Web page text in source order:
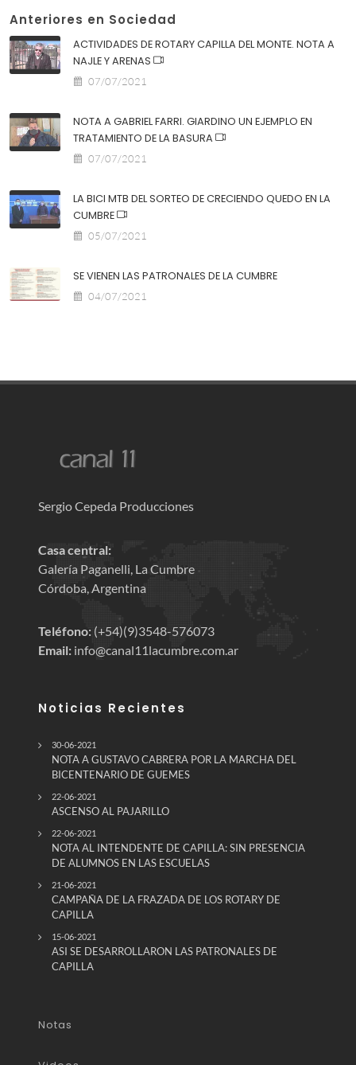
Anteriores en Sociedad
ACTIVIDADES DE ROTARY CAPILLA DEL MONTE. NOTA A
NAJLE Y ARENAS
07/07/2021
NOTA A GABRIEL FARRI. GIARDINO UN EJEMPLO EN
TRATAMIENTO DE LA BASURA
07/07/2021
LA BICI MTB DEL SORTEO DE CRECIENDO QUEDO EN LA
CUMBRE
05/07/2021
SE VIENEN LAS PATRONALES DE LA CUMBRE
04/07/2021
Sergio Cepeda Producciones
Casa central:
Galería Paganelli, La Cumbre
Córdoba, Argentina
Teléfono: (+54)(9)3548-576073
Email: info@canal11lacumbre.com.ar
Noticias Recientes
30-06-2021
NOTA A GUSTAVO CABRERA POR LA MARCHA DEL
BICENTENARIO DE GUEMES
22-06-2021
ASCENSO AL PAJARILLO
22-06-2021
NOTA AL INTENDENTE DE CAPILLA: SIN PRESENCIA
DE ALUMNOS EN LAS ESCUELAS
21-06-2021
CAMPAÑA DE LA FRAZADA DE LOS ROTARY DE
CAPILLA
15-06-2021
ASI SE DESARROLLARON LAS PATRONALES DE
CAPILLA
Notas